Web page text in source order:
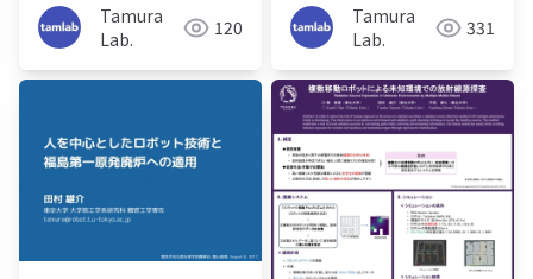
(IEEE-R10HTC 2015)
Tamura
Lab.
120
Tamura
Lab.
331